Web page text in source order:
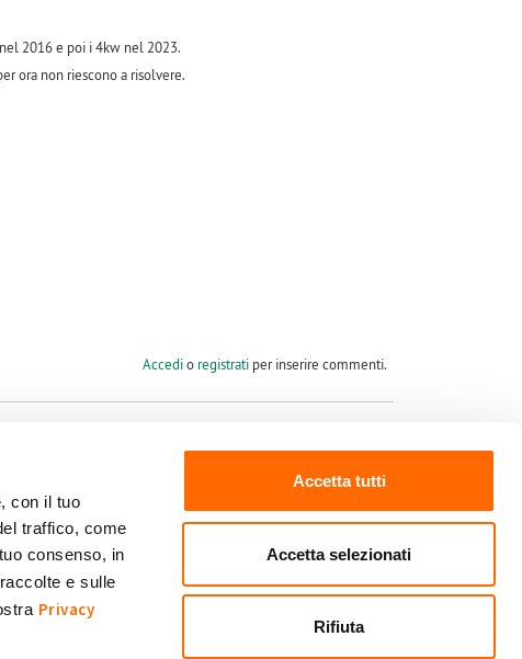
con il tuo
traffico, come
consenso, in
e sulle
Privacy
Accetta tutti
Accetta selezionati
Rifiuta
2016 e poi i 4kw nel 2023.
ora non riescono a risolvere.
Accedio registratiper inserire commenti.